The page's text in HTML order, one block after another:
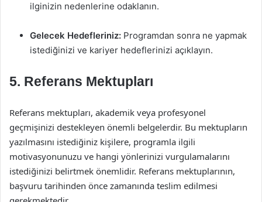
ilginizin nedenlerine odaklanın.
Gelecek Hedefleriniz: Programdan sonra ne yapmak
istediğinizi ve kariyer hedeflerinizi açıklayın.
5. Referans Mektupları
Referans mektupları, akademik veya profesyonel
geçmişinizi destekleyen önemli belgelerdir. Bu mektupların
yazılmasını istediğiniz kişilere, programla ilgili
motivasyonunuzu ve hangi yönlerinizi vurgulamalarını
istediğinizi belirtmek önemlidir. Referans mektuplarının,
başvuru tarihinden önce zamanında teslim edilmesi